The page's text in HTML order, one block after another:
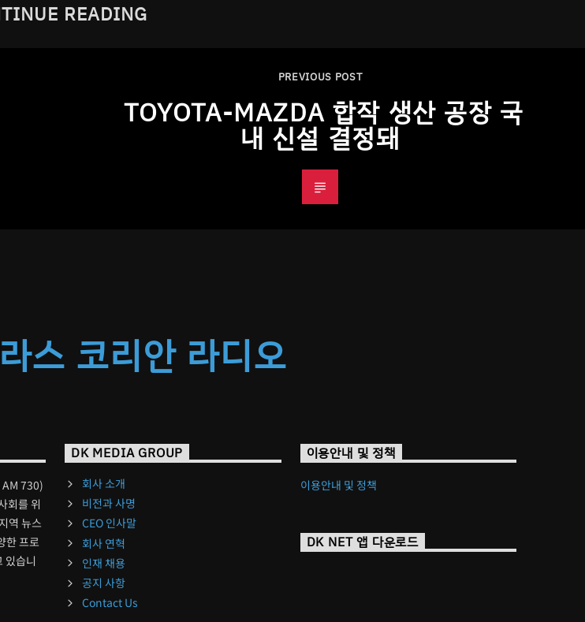
READING
PREVIOUS POST
TOYOTA-MAZDA 합작 생산 공장 국
내 신설 결정돼
스 코리안 라디오
AM 730)
회를 위
역 뉴스
한 프로
있습니
DK MEDIA GROUP
회사 소개
비전과 사명
CEO 인사말
회사 연혁
인재 채용
공지 사항
Contact Us
이용안내 및 정책
이용안내 및 정책
DK NET 앱 다운로드